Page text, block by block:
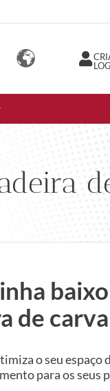
de
o seu
para os seus